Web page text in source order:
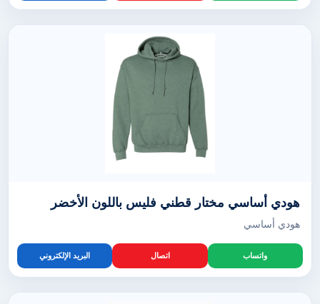
هودي أساسي مختار قطني فليس باللون الأخضر
هودي أساسي
واتساب اتصال البريد الإلكتروني